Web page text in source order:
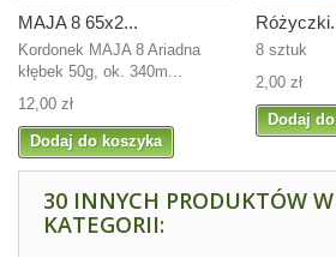
MAJA 8 65x2...
Kordonek MAJA 8 Ariadna
kłębek 50g, ok. 340m...
12,00 zł
Dodaj do koszyka
8 sztuk
2,00 zł
Dodaj
30 INNYCH PRODUKTÓW W
KATEGORII: